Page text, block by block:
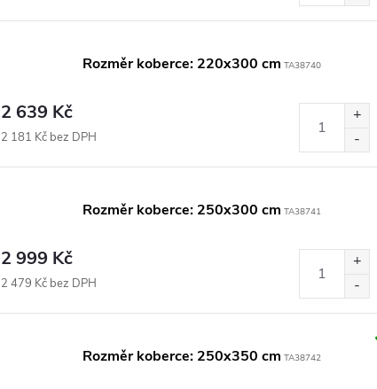
Rozměr koberce: 220x300 cm TA38740
2 639 Kč
2 181 Kč bez DPH
Rozměr koberce: 250x300 cm TA38741
2 999 Kč
2 479 Kč bez DPH
Rozměr koberce: 250x350 cm TA38742